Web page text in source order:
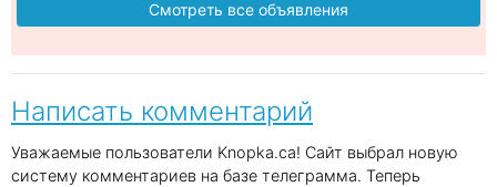
Смотреть все объявления
Написать комментарий
Уважаемые пользователи Knopka.ca! Сайт выбрал новую
систему комментариев на базе телеграмма. Теперь